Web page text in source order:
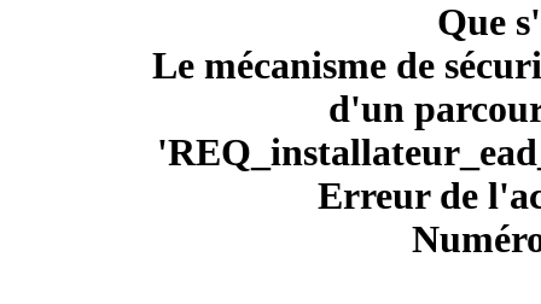
Que
Le mécanisme de
d'un
Erreur de